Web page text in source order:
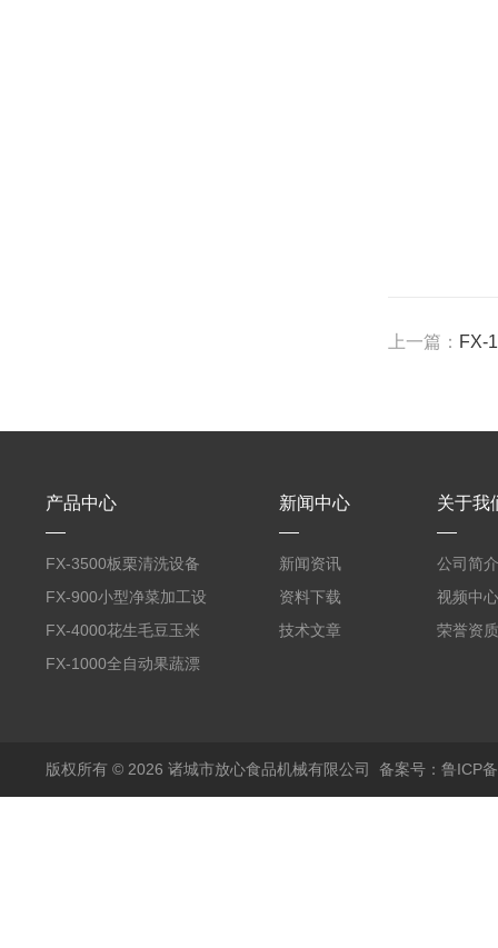
上一篇： FX-
产品中心
FX-3500板栗清洗设备
全自动气泡清洗机
FX-900小型净菜加工设
备野菜清洗机
FX-4000花生毛豆玉米
蒸煮漂烫机
FX-1000全自动果蔬漂
新闻中心
新闻资讯
资料下载
技术文章
关于我
公司简介
视频中心
荣誉资质
版权所有 © 2026 诸城市放心食品机械有限公司 备案号：鲁ICP